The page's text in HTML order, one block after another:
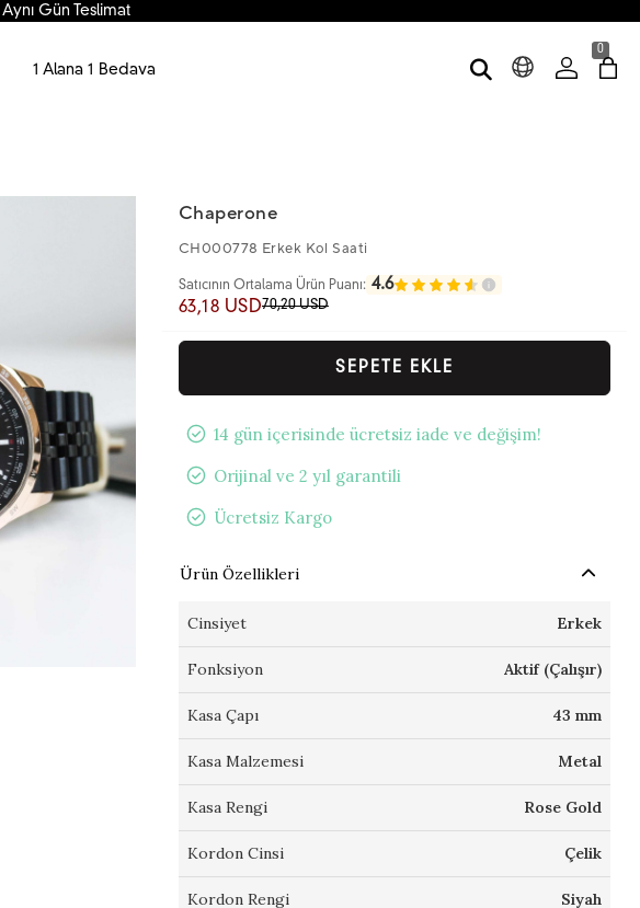
1 Alana 1 Bedava
0
Chaperone
CH000778 Erkek Kol Saati
Satıcının Ortalama Ürün Puanı: 4.6
63,18 USD70,20 USD
SEPETE EKLE
14 gün içerisinde ücretsiz iade ve değişim!
Orijinal ve 2 yıl garantili
Ücretsiz Kargo
Ürün Özellikleri
Cinsiyet Erkek
Fonksiyon Aktif (Çalışır)
Kasa Çapı 43 mm
Kasa Malzemesi Metal
Kasa Rengi Rose Gold
Kordon Cinsi Çelik
Kordon Rengi Siyah